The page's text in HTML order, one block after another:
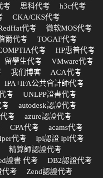
考 思科代考
h3c代考
CKA/CKS代考
代考
微软MOS代考
爾代考
TOGAF代考
代考
HP惠普代考
留學生代考
VMware代考
我们博客
ACA代考
IPA+IFA公共會計師代考
考
UNLPP證書代考
autodesk認證代考
考
azure認證代考
CPA代考
acams代考
代考
lpi認證 lpi代考
精算師認證代考
證書 代考
DB2認證代考
代考
Zend認證代考